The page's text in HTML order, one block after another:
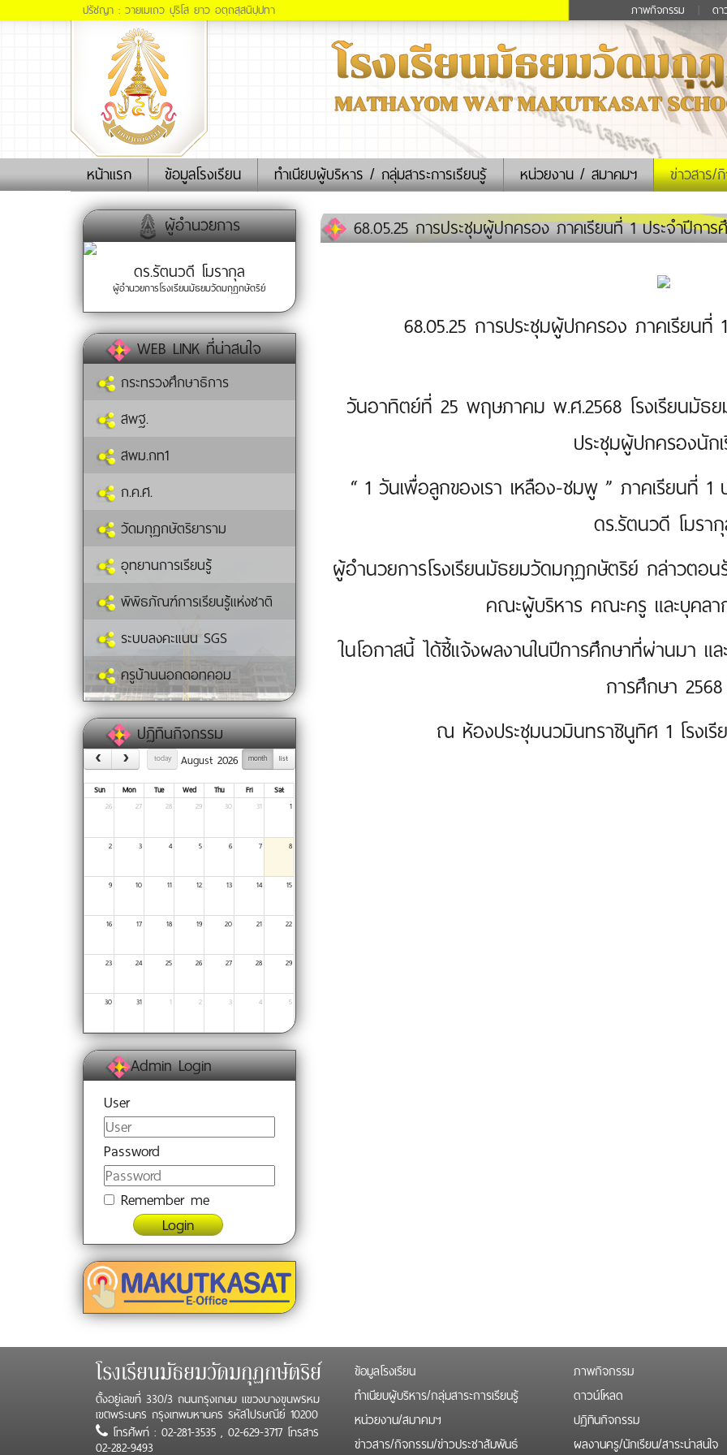
ปรัชญา : วายเมเถว ปุริโส ยาว อตฺถสฺสนิปฺปทา ภาพกิจกรรม ดา
หน้าแรก(current)ข้อมูลโรงเรียน ทำเนียบผู้บริหาร / กลุ่มสาระการเรียนรู้ หน่วยงาน / สมาคมฯ ข่าวสาร/
ผู้อำนวยการ
ดร.รัตนวดี โมรากุล
ผู้อำนวยการโรงเรียนมัธยมวัดมกุฏกษัตริย์
WEB LINK ที่น่าสนใจ
กระทรวงศึกษาธิการ
สพฐ.
สพม.กท1
ก.ค.ศ.
วัดมกุฏกษัตริยาราม
อุทยานการเรียนรู้
พิพิธภัณฑ์การเรียนรู้แห่งชาติ
ระบบลงคะแนน SGS
ครูบ้านนอกดอทคอม
ปฏิทินกิจกรรม
today month list
August 2026
Sun Mon Tue Wed Thu Fri
Sat
26
27 28 29 30 31 1
2 3 4 5 6 7 8
9 10 11 12 13 14 15
16 17 18 19 20 21 22
23 24 25 26 27 28 29
30 31 1 2 3 4 5
Admin Login
User
Password
Remember me
Login
68.05.25 การประชุมผู้ปกครอง ภาคเรียนที่ 1 ประจำปีการ
68.05.25 การประชุมผู้ปกครอง ภาคเรียนที่
วันอาทิตย์ที่ 25 พฤษภาคม พ.ศ.2568 โรงเรียนมัธ
ประชุมผู้ปกครองนัก
“ 1 วันเพื่อลูกของเรา เหลือง-ชมพู ” ภาคเรียนที่
ดร.รัตนวดี โมรา
ผู้อำนวยการโรงเรียนมัธยมวัดมกุฏกษัตริย์ กล่าวต
คณะผู้บริหาร คณะครู และบุคลา
ในโอกาสนี้ ได้ชี้แจ้งผลงานในปีการศึกษาที่ผ่านมา แล
การศึกษา 2568
ณ ห้องประชุมนวมินทราชินูทิศ 1 โรงเ
โรงเรียนมัธยมวัดมกุฏกษัตริย์
ตั้งอยู่เลขที่ 330/3 ถนนกรุงเกษม แขวงบางขุนพรหม
เขตพระนคร กรุงเทพมหานคร รหัสไปรษณีย์ 10200
โทรศัพท์ : 02-281-3535 , 02-629-3717 โทรสาร
02-282-9493
ข้อมูลโรงเรียน
ทำเนียบผู้บริหาร/กลุ่มสาระการเรียนรู้
หน่วยงาน/สมาคมฯ
ข่าวสาร/กิจกรรม/ข่าวประชาสัมพันธ์
ภาพกิจกรรม
ดาวน์โหลด
ปฏิทินกิจกรรม
ผลงานครู/นักเรียน/สาระน่าสนใจ